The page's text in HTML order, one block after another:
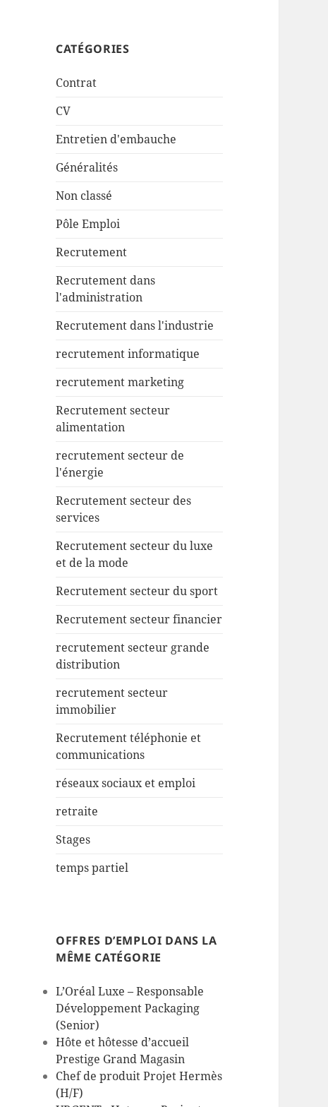
CATÉGORIES
Contrat
CV
Entretien d'embauche
Généralités
Non classé
Pôle Emploi
Recrutement
Recrutement dans
l'administration
Recrutement dans l'industrie
recrutement informatique
recrutement marketing
Recrutement secteur
alimentation
recrutement secteur de
l'énergie
Recrutement secteur des
services
Recrutement secteur du luxe
et de la mode
Recrutement secteur du sport
Recrutement secteur financier
recrutement secteur grande
distribution
recrutement secteur
immobilier
Recrutement téléphonie et
communications
réseaux sociaux et emploi
retraite
Stages
temps partiel
OFFRES D’EMPLOI DANS LA
MÊME CATÉGORIE
L’Oréal Luxe – Responsable
Développement Packaging
(Senior)
Hôte et hôtesse d’accueil
Prestige Grand Magasin
Chef de produit Projet Hermès
(H/F)